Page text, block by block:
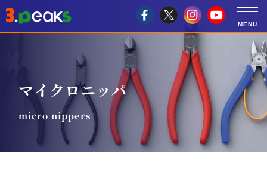
マイクロニッパ
micro nippers